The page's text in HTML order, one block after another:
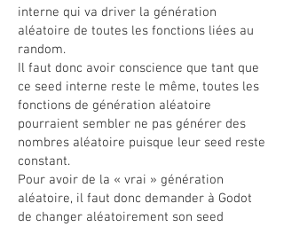
interne qui va driver la génération
aléatoire de toutes les fonctions liées au
random.
Il faut donc avoir conscience que tant que
ce seed interne reste le même, toutes les
fonctions de génération aléatoire
pourraient sembler ne pas générer des
nombres aléatoire puisque leur seed reste
constant.
Pour avoir de la « vrai » génération
aléatoire, il faut donc demander à Godot
de changer aléatoirement son seed